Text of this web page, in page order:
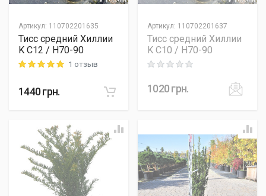
Артикул: 110702201635
Тисс средний Хиллии
K C12 / H70-90
Rating: 5 out of 51 отзыв
1440грн.
Артикул: 110702201637
Тисс средний Хиллии
K C10 / H70-90
Rating: 0 out of 5
1020грн.